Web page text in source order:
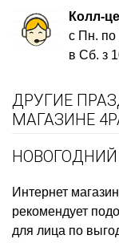
Колл-
с Пн. по
в Сб. з
ДРУГИЕ
МАГАЗИНЕ
Интернет
рекомендует
для лица по